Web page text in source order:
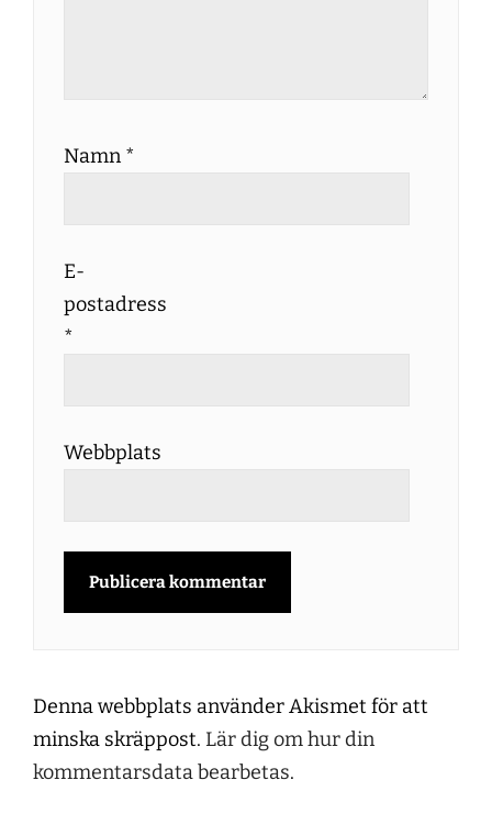
Namn *
E-
postadress
*
Webbplats
Denna webbplats använder Akismet för att
minska skräppost. Lär dig om hur din
kommentarsdata bearbetas.